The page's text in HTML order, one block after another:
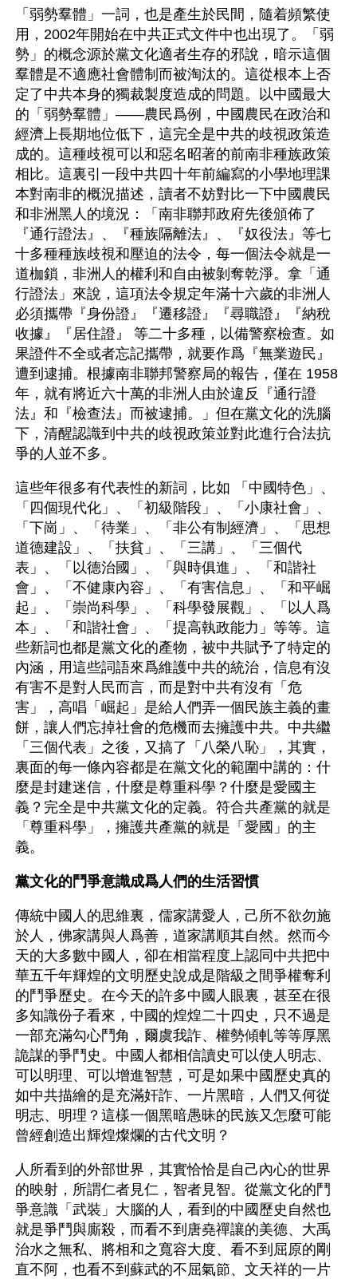
「弱勢羣體」一詞，也是產生於民間，隨着頻繁使
用，2002年開始在中共正式文件中也出現了。「弱
勢」的概念源於黨文化適者生存的邪說，暗示這個
羣體是不適應社會體制而被淘汰的。這從根本上否
定了中共本身的獨裁製度造成的問題。以中國最大
的「弱勢羣體」——農民爲例，中國農民在政治和
經濟上長期地位低下，這完全是中共的歧視政策造
成的。這種歧視可以和惡名昭著的前南非種族政策
相比。這裏引一段中共四十年前編寫的小學地理課
本對南非的概況描述，讀者不妨對比一下中國農民
和非洲黑人的境況：「南非聯邦政府先後頒佈了
『通行證法』、『種族隔離法』、『奴役法』等七
十多種種族歧視和壓迫的法令，每一個法令就是一
道枷鎖，非洲人的權利和自由被剝奪乾淨。拿「通
行證法」來說，這項法令規定年滿十六歲的非洲人
必須攜帶『身份證』『遷移證』『尋職證』『納稅
收據』『居住證』 等二十多種，以備警察檢查。如
果證件不全或者忘記攜帶，就要作爲『無業遊民』
遭到逮捕。根據南非聯邦警察局的報告，僅在 1958
年，就有將近六十萬的非洲人由於違反『通行證
法』和『檢查法』而被逮捕。」但在黨文化的洗腦
下，清醒認識到中共的歧視政策並對此進行合法抗
爭的人並不多。
這些年很多有代表性的新詞，比如 「中國特色」、
「四個現代化」、「初級階段」、「小康社會」、
「下崗」、「待業」、「非公有制經濟」、「思想
道德建設」、「扶貧」、「三講」、「三個代
表」、「以德治國」、「與時俱進」、「和諧社
會」、「不健康內容」、「有害信息」、「和平崛
起」、「崇尚科學」、「科學發展觀」、「以人爲
本」、「和諧社會」、「提高執政能力」等等。這
些新詞也都是黨文化的產物，被中共賦予了特定的
內涵，用這些詞語來爲維護中共的統治，信息有沒
有害不是對人民而言，而是對中共有沒有「危
害」，高唱「崛起」是給人們弄一個民族主義的畫
餅，讓人們忘掉社會的危機而去擁護中共。中共繼
「三個代表」之後，又搞了「八榮八恥」，其實，
裏面的每一條內容都是在黨文化的範圍中講的：什
麼是封建迷信，什麼是尊重科學？什麼是愛國主
義？完全是中共黨文化的定義。符合共產黨的就是
「尊重科學」，擁護共產黨的就是「愛國」的主
義。
黨文化的鬥爭意識成爲人們的生活習慣
傳統中國人的思維裏，儒家講愛人，己所不欲勿施
於人，佛家講與人爲善，道家講順其自然。然而今
天的大多數中國人，卻在相當程度上認同中共把中
華五千年輝煌的文明歷史說成是階級之間爭權奪利
的鬥爭歷史。在今天的許多中國人眼裏，甚至在很
多知識份子看來，中國的煌煌二十四史，只不過是
一部充滿勾心鬥角，爾虞我詐、權勢傾軋等等厚黑
詭謀的爭鬥史。中國人都相信讀史可以使人明志、
可以明理、可以增進智慧，可是如果中國歷史真的
如中共描繪的是充滿奸詐、一片黑暗，人們又何從
明志、明理？這樣一個黑暗愚昧的民族又怎麼可能
曾經創造出輝煌燦爛的古代文明？
人所看到的外部世界，其實恰恰是自己內心的世界
的映射，所謂仁者見仁，智者見智。從黨文化的鬥
爭意識「武裝」大腦的人，看到的中國歷史自然也
就是爭鬥與廝殺，而看不到唐堯禪讓的美德、大禹
治水之無私、將相和之寬容大度、看不到屈原的剛
直不阿，也看不到蘇武的不屈氣節、文天祥的一片